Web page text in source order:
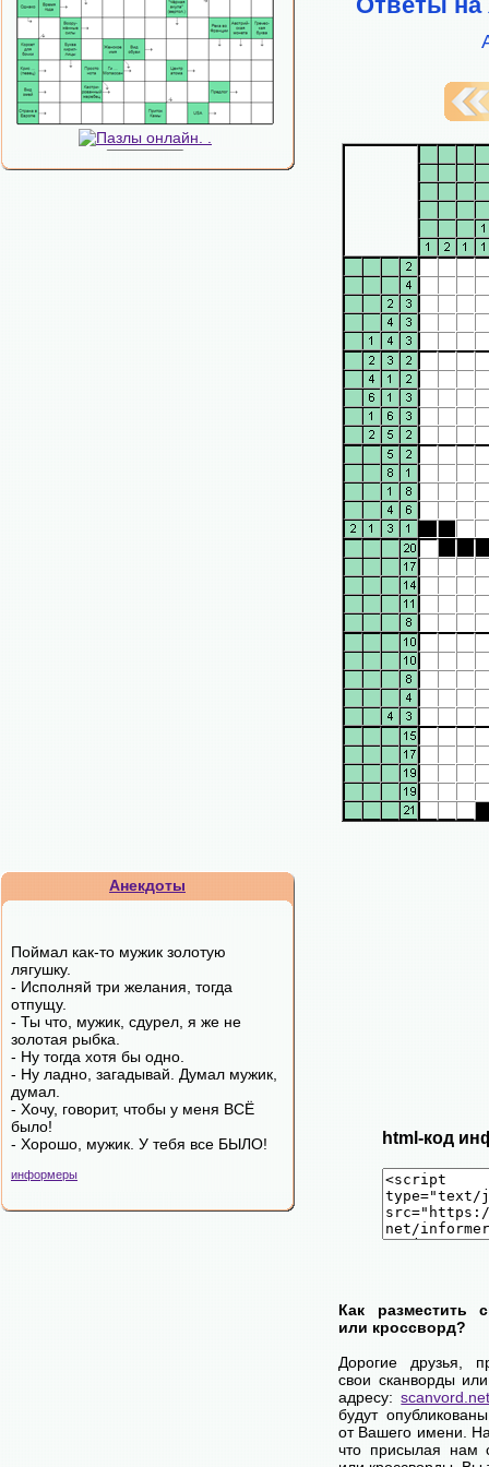
Анекдоты
Поймал как-то мужик золотую
лягушку.
- Исполняй три желания, тогда
отпущу.
- Ты что, мужик, сдурел, я же не
золотая рыбка.
- Ну тогда хотя бы одно.
- Ну ладно, загадывай. Думал мужик,
думал.
- Хочу, говорит, чтобы у меня ВСЁ
было!
- Хорошо, мужик. У тебя все БЫЛО!
информеры
html-код
Как разместить
или кроссворд?
Дорогие друзья,
свои сканворды
адресу:
будут
от Вашего имени.
что присылая нам